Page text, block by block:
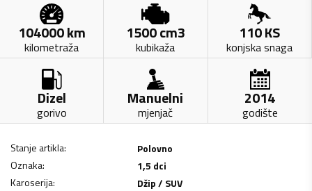
104000km
kilometraža
1500cm3
kubikaža
110KS
konjska snaga
Dizel
gorivo
Manuelni
mjenjač
2014
godište
Stanje artikla:
Polovno
Oznaka:
1,5 dci
Karoserija:
Džip / SUV